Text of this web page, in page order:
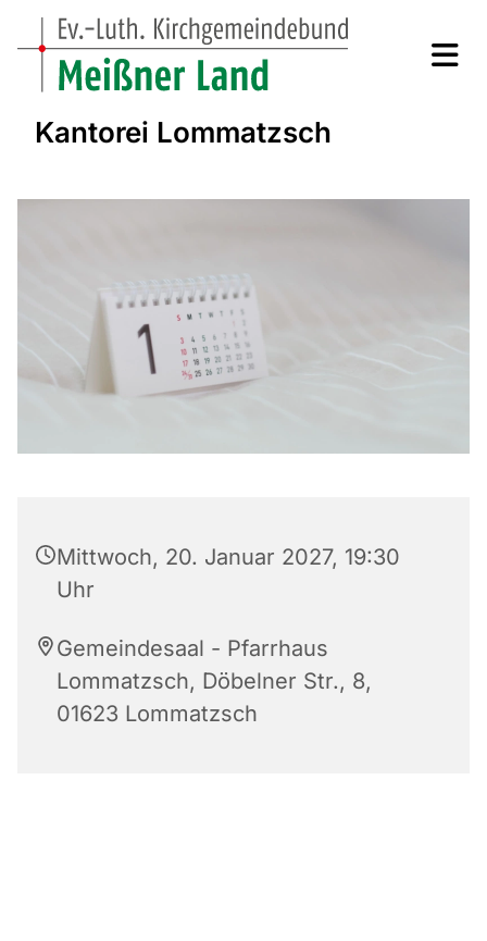
Kantorei Lommatzsch
Mittwoch, 20. Januar 2027, 19:30
Uhr
Gemeindesaal - Pfarrhaus
Lommatzsch, Döbelner Str., 8,
01623 Lommatzsch